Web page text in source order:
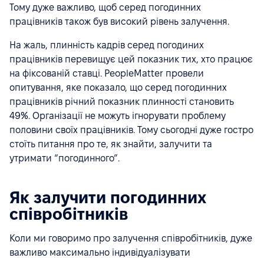
Тому дуже важливо, щоб серед погодинних
працівників також був високий рівень залучення.
На жаль, плинність кадрів серед погодиних
працівників перевищує цей показник тих, хто працює
на фіксованій ставці. PeopleMatter провели
опитування, яке показало, що серед погодинних
працівників річний показник плинності становить
49%. Організації не можуть ігнорувати проблему
половини своїх працівників. Тому сьогодні дуже гостро
стоїть питання про те, як знайти, залучити та
утримати “погодинного”.
Як залучити погодинних
співробітників
Коли ми говоримо про залучення співробітників, дуже
важливо максимально індивідуалізувати